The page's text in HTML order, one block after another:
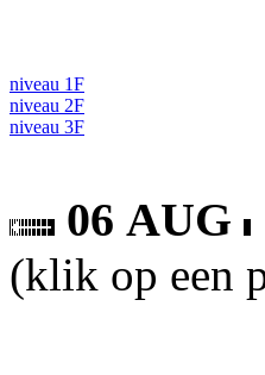
niveau 1F
niveau 2F
niveau 3F
06 AUG
(klik op een